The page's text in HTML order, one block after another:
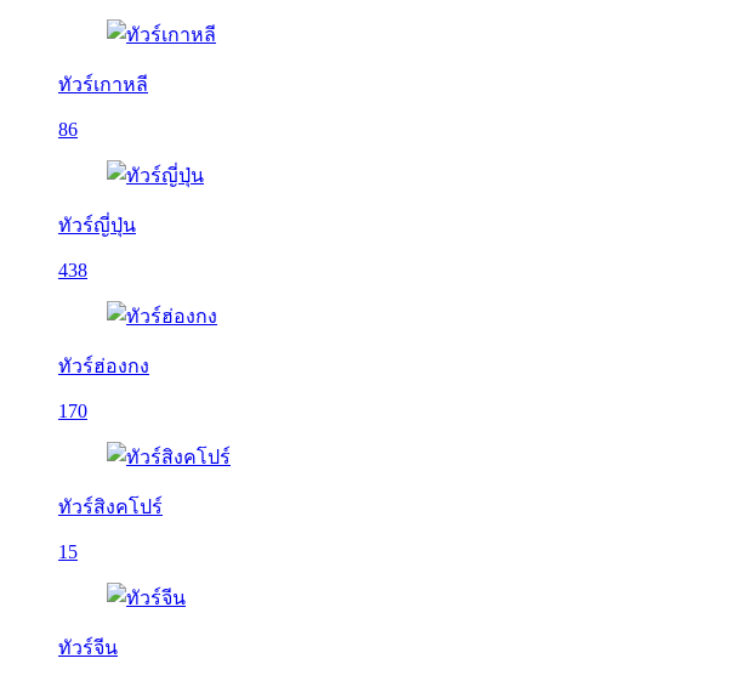
ทัวร์เกาหลี
86
ทัวร์ญี่ปุ่น
438
ทัวร์ฮ่องกง
170
ทัวร์สิงคโปร์
15
ทัวร์จีน